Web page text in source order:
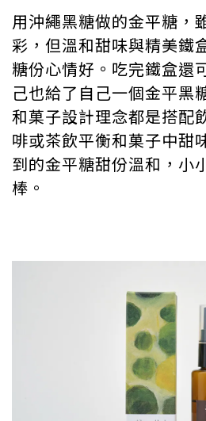
用沖繩黑糖做的金平糖，
彩，但溫和甜味與精美鐵
糖份心情好。吃完鐵盒還
己也給了自己一個金平黑
和菓子設計理念都是搭配
啡或茶飲平衡和菓子中甜
到的金平糖甜份溫和，小
棒。